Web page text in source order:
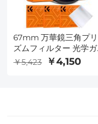
67mm 万華鏡三角プリ
ズムフィルター 光学ガ
ラス 特殊効果カメラレ
￥5,423 ￥4,150